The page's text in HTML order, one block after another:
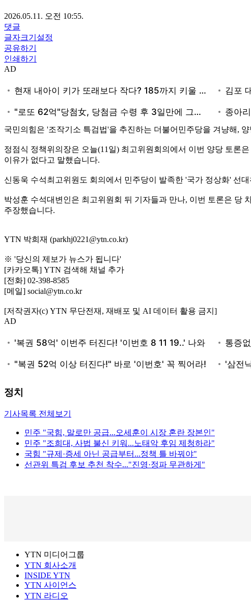
2026.05.11. 오전 10:55.
댓글
글자크기설정
공유하기
인쇄하기
AD
국민의힘은 '조작기소 특검법'을 추진하는 더불어민주당을 겨냥해,
정점식 정책위의장은 오늘(11일) 최고위원회의에서 이번 양당 토론
이유가 없다고 말했습니다.
신동욱 수석최고위원도 회의에서 민주당이 발족한 '국가 정상화' 선
박성훈 수석대변인은 최고위원회 뒤 기자들과 만나, 이번 토론은 당
주장했습니다.
YTN 박희재 (parkhj0221@ytn.co.kr)
※ '당신의 제보가 뉴스가 됩니다'
[카카오톡] YTN 검색해 채널 추가
[전화] 02-398-8585
[메일] social@ytn.co.kr
[저작권자(c) YTN 무단전재, 재배포 및 AI 데이터 활용 금지]
AD
정치
기사목록 전체보기
민주 "국힘, 말로만 공급...오세훈이 시장 혼란 장본인"
민주 "조희대, 사법 불신 키워...노태악 후임 제청하라"
국힘 "규제·증세 아닌 공급부터...정책 틀 바꿔야"
선관위 특검 후보 추천 착수..."진영·정파 무관하게"
YTN 미디어그룹
YTN 회사소개
INSIDE YTN
YTN 사이언스
YTN 라디오